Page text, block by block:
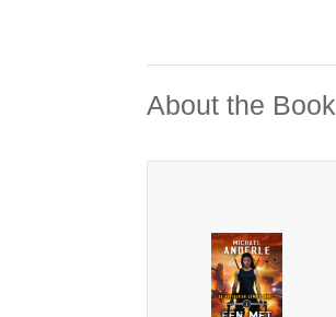
About the Book